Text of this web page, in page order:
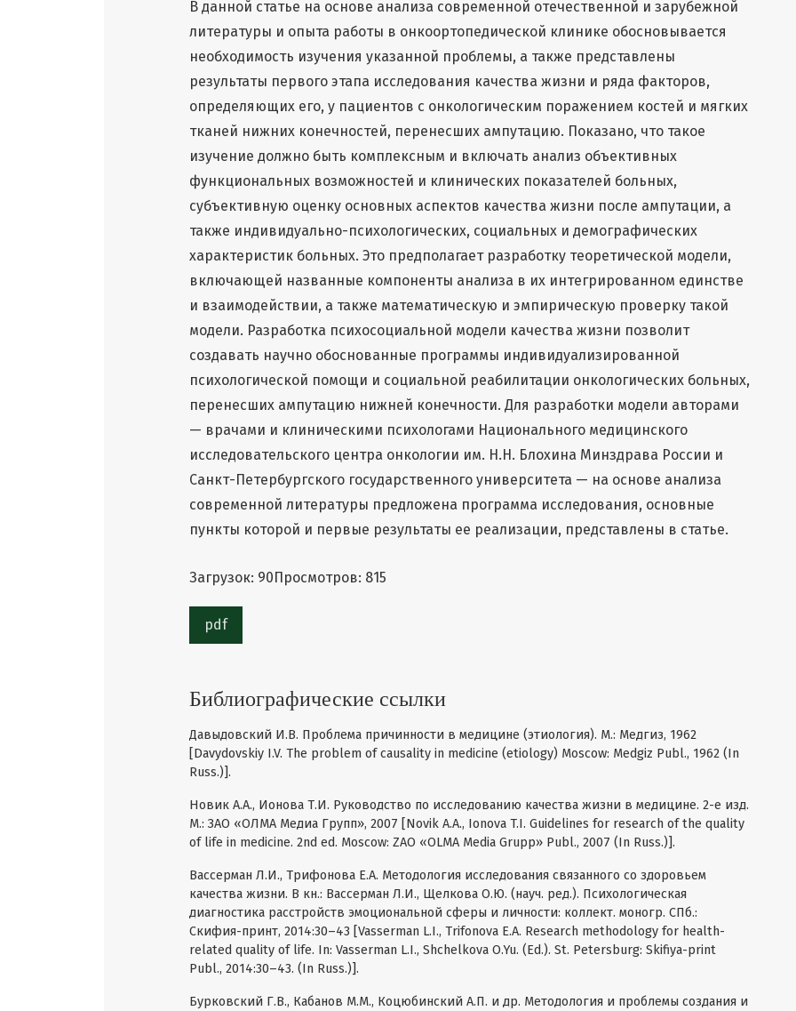
В данной статье на основе анализа современной отечественной и зарубежной
литературы и опыта работы в онкоортопедической клинике обосновывается
необходимость изучения указанной проблемы, а также представлены
результаты первого этапа исследования качества жизни и ряда факторов,
определяющих его, у пациентов с онкологическим поражением костей и мягких
тканей нижних конечностей, перенесших ампутацию. Показано, что такое
изучение должно быть комплексным и включать анализ объективных
функциональных возможностей и клинических показателей больных,
субъективную оценку основных аспектов качества жизни после ампутации, а
также индивидуально-психологических, социальных и демографических
характеристик больных. Это предполагает разработку теоретической модели,
включающей названные компоненты анализа в их интегрированном единстве
и взаимодействии, а также математическую и эмпирическую проверку такой
модели. Разработка психосоциальной модели качества жизни позволит
создавать научно обоснованные программы индивидуализированной
психологической помощи и социальной реабилитации онкологических больных,
перенесших ампутацию нижней конечности. Для разработки модели авторами
— врачами и клиническими психологами Национального медицинского
исследовательского центра онкологии им. Н.Н. Блохина Минздрава России и
Санкт-Петербургского государственного университета — на основе анализа
современной литературы предложена программа исследования, основные
пункты которой и первые результаты ее реализации, представлены в статье.
Загрузок: 90Просмотров: 815
pdf
Библиографические ссылки
Давыдовский И.В. Проблема причинности в медицине (этиология). М.: Медгиз, 1962
[Davydovskiy I.V. The problem of causality in medicine (etiology) Moscow: Medgiz Publ., 1962 (In
Russ.)].
Новик А.А., Ионова Т.И. Руководство по исследованию качества жизни в медицине. 2-е изд.
М.: ЗАО «ОЛМА Медиа Групп», 2007 [Novik A.A., Ionova T.I. Guidelines for research of the quality
of life in medicine. 2nd ed. Moscow: ZAO «OLMA Media Grupp» Publ., 2007 (In Russ.)].
Вассерман Л.И., Трифонова Е.А. Методология исследования связанного со здоровьем
качества жизни. В кн.: Вассерман Л.И., Щелкова О.Ю. (науч. ред.). Психологическая
диагностика расстройств эмоциональной сферы и личности: коллект. моногр. СПб.:
Скифия-принт, 2014:30–43 [Vasserman L.I., Trifonova E.A. Research methodology for health-
related quality of life. In: Vasserman L.I., Shchelkova O.Yu. (Ed.). St. Petersburg: Skifiya-print
Publ., 2014:30–43. (In Russ.)].
Бурковский Г.В., Кабанов М.М., Коцюбинский А.П. и др. Методология и проблемы создания и